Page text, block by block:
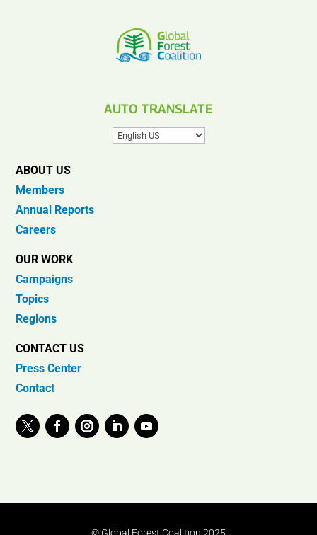
AUTO TRANSLATE
ABOUT US
Members
Annual Reports
Careers
OUR WORK
Campaigns
Topics
Regions
CONTACT US
Press Center
Contact
© Global Forest Coalition 2025